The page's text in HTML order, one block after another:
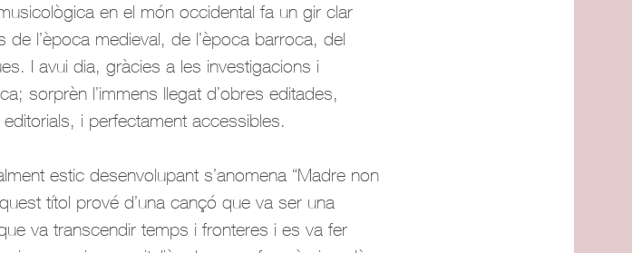
en el món occidental fa un gir clar
l’època medieval, de l’època barroca, del
I avui dia, gràcies a les investigacions i
sorprèn l’immens llegat d’obres editades,
i perfectament accessibles.
estic desenvolupant s’anomena “Madre non
títol prové d’una cançó que va ser una
va transcendir temps i fronteres i es va fer